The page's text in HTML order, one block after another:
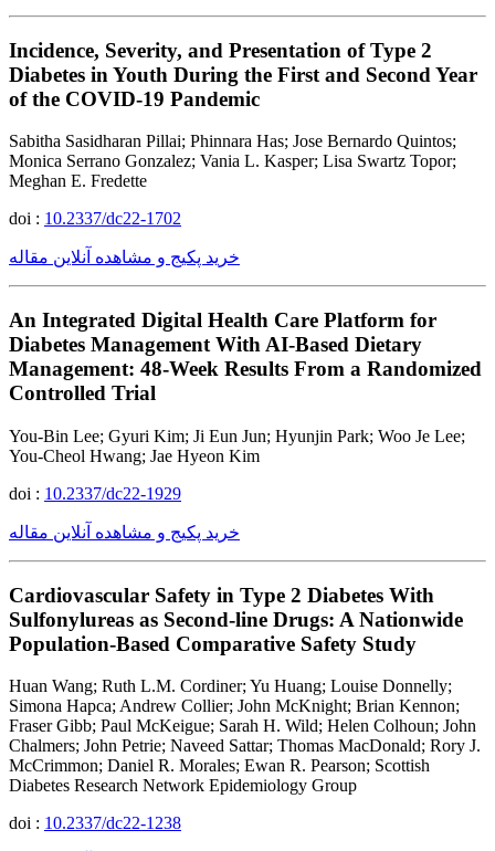
Incidence, Severity, and Presentation of Type 2
Diabetes in Youth During the First and Second Year
of the COVID-19 Pandemic
Sabitha Sasidharan Pillai; Phinnara Has; Jose Bernardo Quintos;
Monica Serrano Gonzalez; Vania L. Kasper; Lisa Swartz Topor;
Meghan E. Fredette
doi : 10.2337/dc22-1702
خرید پکیج و مشاهده آنلاین مقاله
An Integrated Digital Health Care Platform for
Diabetes Management With AI-Based Dietary
Management: 48-Week Results From a Randomized
Controlled Trial
You-Bin Lee; Gyuri Kim; Ji Eun Jun; Hyunjin Park; Woo Je Lee;
You-Cheol Hwang; Jae Hyeon Kim
doi : 10.2337/dc22-1929
خرید پکیج و مشاهده آنلاین مقاله
Cardiovascular Safety in Type 2 Diabetes With
Sulfonylureas as Second-line Drugs: A Nationwide
Population-Based Comparative Safety Study
Huan Wang; Ruth L.M. Cordiner; Yu Huang; Louise Donnelly;
Simona Hapca; Andrew Collier; John McKnight; Brian Kennon;
Fraser Gibb; Paul McKeigue; Sarah H. Wild; Helen Colhoun; John
Chalmers; John Petrie; Naveed Sattar; Thomas MacDonald; Rory J.
McCrimmon; Daniel R. Morales; Ewan R. Pearson; Scottish
Diabetes Research Network Epidemiology Group
doi : 10.2337/dc22-1238